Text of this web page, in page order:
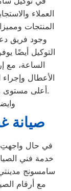
العملاء
المنتجات
وجود فريق
التوكيل أيضًا
الساعة، مع
الأعطال
أعلى مستوى ويوفر حلول الصيانة لماركات عالمية متنوعة.
صيانة
في حال واجهتِ
خدمة فني
سامسونج
مع أرقام